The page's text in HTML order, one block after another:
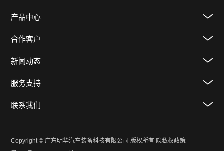
产品中心
合作客户
新闻动态
服务支持
联系我们
Copyright © 广东明华汽车装备科技有限公司 版权所有 隐私权政策